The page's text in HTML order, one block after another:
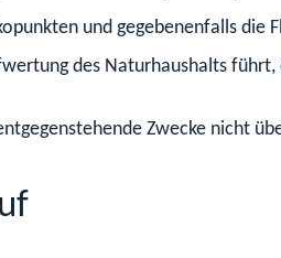
und gegebenenfalls die
des Naturhaushalts
Zwecke nicht